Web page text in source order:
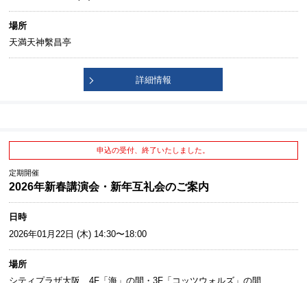
場所
天満天神繫昌亭
詳細情報
申込の受付、終了いたしました。
定期開催
2026年新春講演会・新年互礼会のご案内
日時
2026年01月22日 (木) 14:30〜18:00
場所
シティプラザ大阪 4F「海」の間・3F「コッツウォルズ」の間